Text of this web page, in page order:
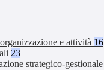
e attività 16
23
strategico-gestionale